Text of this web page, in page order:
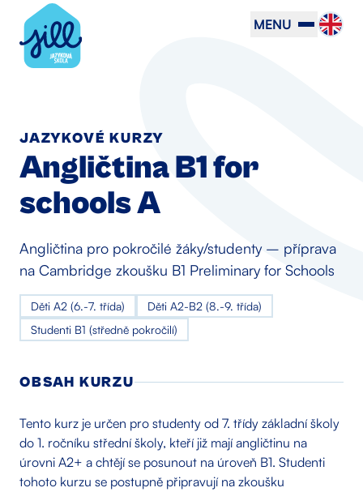
MENU
JAZYKOVÉ KURZY
Angličtina B1 for
schools A
Angličtina pro pokročilé žáky/studenty – příprava
na Cambridge zkoušku B1 Preliminary for Schools
Děti A2 (6.-7. třída)
Děti A2-B2 (8.-9. třída)
Studenti B1 (středně pokročilí)
OBSAH KURZU
Tento kurz je určen pro studenty od 7. třídy základní školy
do 1. ročníku střední školy, kteří již mají angličtinu na
úrovni A2+ a chtějí se posunout na úroveň B1. Studenti
tohoto kurzu se postupně připravují na zkoušku